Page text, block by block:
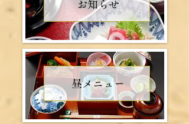
お知らせ
昼メニュー